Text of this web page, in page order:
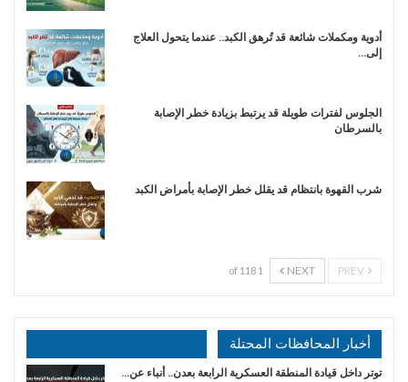
أدوية ومكملات شائعة قد تُرهق الكبد.. عندما يتحول العلاج
إلى…
الجلوس لفترات طويلة قد يرتبط بزيادة خطر الإصابة
بالسرطان
شرب القهوة بانتظام قد يقلل خطر الإصابة بأمراض الكبد
NEXT
1 of 118
أخبار المحافظات المحتلة
توتر داخل قيادة المنطقة العسكرية الرابعة بعدن.. أنباء عن…